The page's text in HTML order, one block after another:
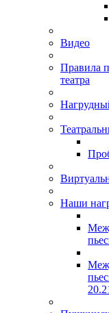
Видео
Правила
театра
Наши